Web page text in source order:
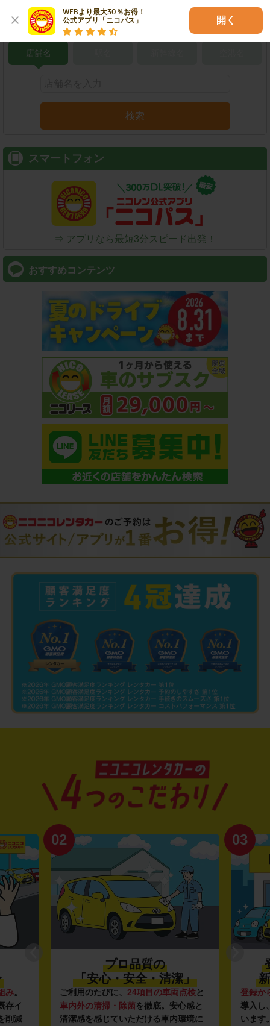
WEBより最大30％お得！
公式アプリ「ニコパス」
開く
こだわり条件で検索
店舗名
検索
スマートフォン
⇒ アプリなら最短3分スピード出発！
おすすめコンテンツ
み。
存イ
削減
02
プロ品質の
「安心・安全・清潔」
ご利用のたびに、 24項目の車両点検と
車内外の清掃・除菌を徹底。安心感と
清潔感を感じていただける車内環境に
03
登録か
導入し
います